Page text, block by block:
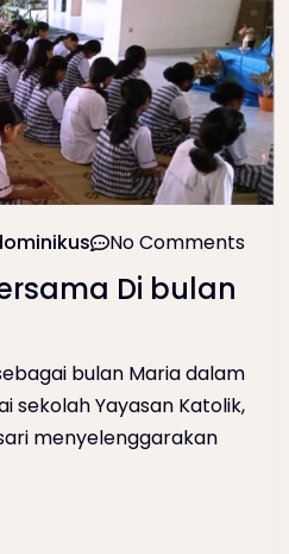
No Comments
Di bulan
bulan Maria dalam
sekolah Yayasan Katolik,
menyelenggarakan